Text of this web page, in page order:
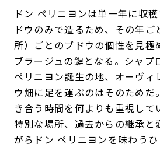
ドン ペリニヨンは単一年に収
ドウのみで造るため、その年ご
所）ごとのブドウの個性を見極
ブラージュの鍵となる。シャプ
ペリニヨン誕生の地、オーヴィ
ウ畑に足を運ぶのはそのためだ
き合う時間を何よりも重視して
特別な場所、過去からの継承と
がらドン ペリニヨンを味わう